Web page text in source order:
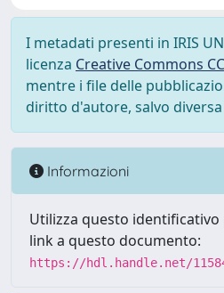
I metadati presenti in IRIS
licenza Creative Commons
mentre i file delle
diritto d'autore, salvo
Informazioni
Utilizza questo
link a questo documento:
https://hdl.handle.net/